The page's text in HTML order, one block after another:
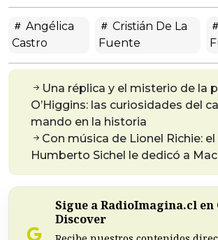
Angélica
Castro
Cristián De La
Fuente
Una réplica y el misterio de la
O’Higgins: las curiosidades del
mando en la historia
Con música de Lionel Richie:
Humberto Sichel le dedicó a
Sigue a RadioImagina.cl en
Discover